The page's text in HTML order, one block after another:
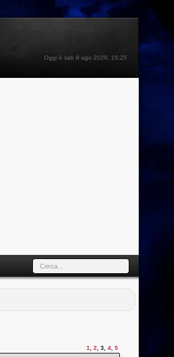
Oggi è sab 8 ago 2026, 15:25
1 ,2 ,3 ,4 ,5